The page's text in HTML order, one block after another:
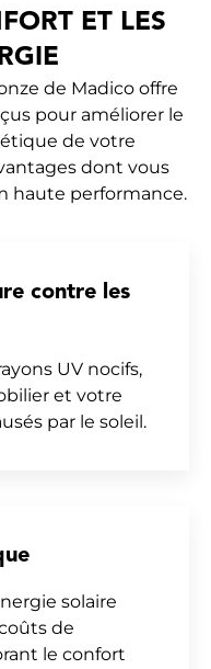
ET LES
de Madico offre
pour améliorer le
de votre
dont vous
haute performance.
contre les
UV nocifs,
et votre
par le soleil.
solaire
de
le confort